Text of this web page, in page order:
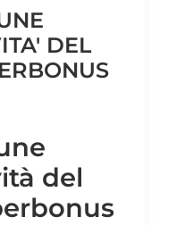
DEL
del